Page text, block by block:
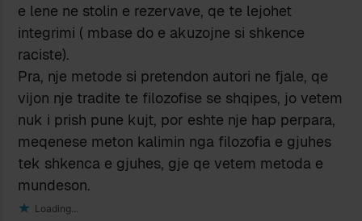
e lene ne stolin e rezervave, qe te lejohet
integrimi ( mbase do e akuzojne si shkence
raciste).
Pra, nje metode si pretendon autori ne fjale, qe
vijon nje tradite te filozofise se shqipes, jo vetem
nuk i prish pune kujt, por eshte nje hap perpara,
meqenese meton kalimin nga filozofia e gjuhes
tek shkenca e gjuhes, gje qe vetem metoda e
mundeson.
Loading...